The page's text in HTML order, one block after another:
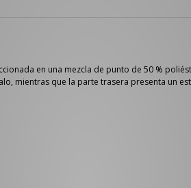
en una mezcla de punto de 50 %
mientras que la parte trasera presenta un